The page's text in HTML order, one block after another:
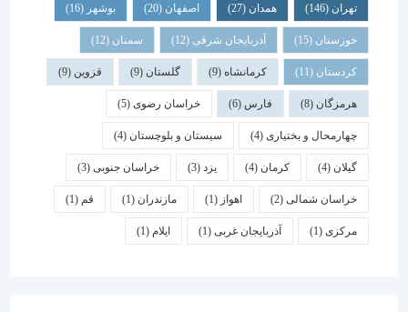
همدان اصفهان (20) بوشهر
خوزستان(15) آذربایجان شرقی(12) سمنان (12)
کردستان(11) کرمانشاه(9) گلستان (9) قزوین
هرمزگان(8) فارس خراسان رضوی(5)
چهارمحال و بختیاری (4) سیستان و بلوچستان(4)
کرمان یزد خراسان جنوبی(3)
خراسان شمالی(2) اهواز مازندران(1) قم
(1) آذربایجان غربی(1) ایلام